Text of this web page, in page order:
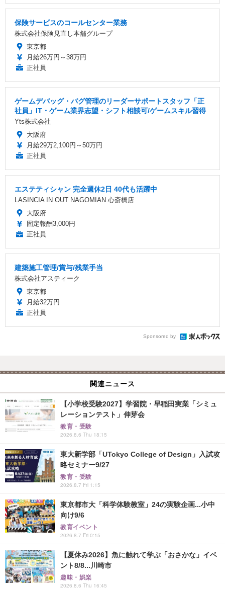
保険サービスのコールセンター業務
株式会社保険見直し本舗グループ
東京都
月給26万円～38万円
正社員
ゲームデバッグ・バグ管理のリーダーサポートスタッフ「正
社員」IT・ゲーム業界志望・シフト相談可/ゲームスキル習得
Yts株式会社
大阪府
月給29万2,100円～50万円
正社員
エステティシャン 完全週休2日 40代も活躍中
LASINCIA IN OUT NAGOMIAN 心斎橋店
大阪府
固定報酬3,000円
正社員
建築施工管理/賞与/残業手当
株式会社アスティーク
東京都
月給32万円
正社員
Sponsored by
関連ニュース
【小学校受験2027】学習院・早稲田実業「シミュ
レーションテスト」伸芽会
教育・受験
2026.8.6 Thu 18:15
東大新学部「UTokyo College of Design」入試攻
略セミナー9/27
教育・受験
2026.8.7 Fri 1:15
東京都市大「科学体験教室」24の実験企画...小中
向け9/6
教育イベント
2026.8.7 Fri 0:15
【夏休み2026】魚に触れて学ぶ「おさかな」イベ
ント8/8...川崎市
趣味・娯楽
2026.8.6 Thu 16:45